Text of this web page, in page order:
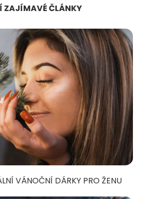
ZAJÍMAVÉ ČLÁNKY
VÁNOČNÍ DÁRKY PRO ŽENU